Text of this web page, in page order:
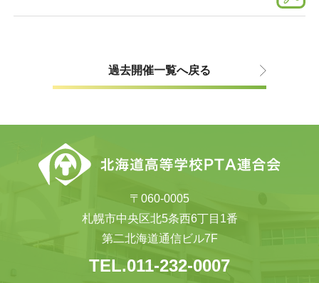
過去開催一覧へ戻る
〒060-0005
札幌市中央区北5条西6丁目1番
第二北海道通信ビル7F
TEL.011-232-0007